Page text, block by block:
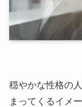
穏やかな性格の
まってくるイメ